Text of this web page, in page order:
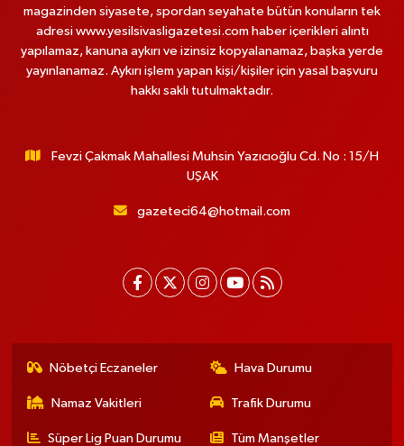
magazinden siyasete, spordan seyahate bütün konuların tek
adresi www.yesilsivasligazetesi.com haber içerikleri alıntı
yapılamaz, kanuna aykırı ve izinsiz kopyalanamaz, başka yerde
yayınlanamaz. Aykırı işlem yapan kişi/kişiler için yasal başvuru
hakkı saklı tutulmaktadır.
Fevzi Çakmak Mahallesi Muhsin Yazıcıoğlu Cd. No : 15/H
UŞAK
gazeteci64@hotmail.com
Nöbetçi Eczaneler Hava Durumu
Namaz Vakitleri Trafik Durumu
Süper Lig Puan Durumu Tüm Manşetler